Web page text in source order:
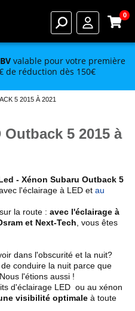
0
valable pour votre première
de réduction dès 150€
5 2015 À 2021
5 2015 à
- Xénon Subaru Outback 5
l'éclairage à LED et au
la route : avec l'éclairage à
et Next-Tech , vous êtes
dans l'obscurité et la nuit?
conduire la nuit parce que
l'étions aussi !
d'éclairage LED ou au xénon
visibilité optimale à toute